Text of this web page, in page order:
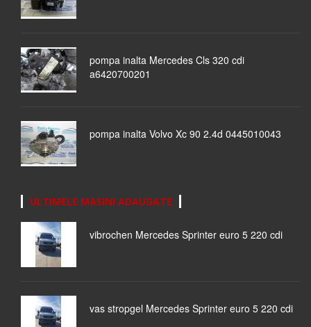
pompa inalta Mercedes Cls 320 cdi
a6420700201
pompa inalta Volvo Xc 90 2.4d 0445010043
ULTIMELE MASINI ADAUGATE
vibrochen Mercedes Sprinter euro 5 220 cdi
vas stropgel Mercedes Sprinter euro 5 220 cdi